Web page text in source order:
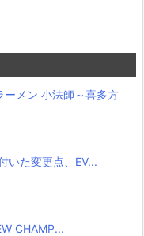
ーメン 小法師～喜多方
いた変更点、EV...
CHAMP...